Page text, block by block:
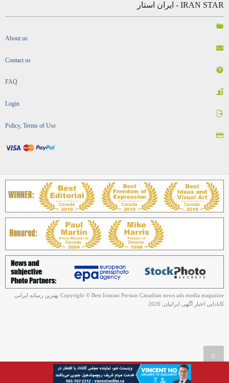
IRAN STAR - ایران استار
About us
Contact us
FAQ
Login
Policy, Terms of Use
Copyright © Best Iranian Persian Canadian news ads media magazine بهترین رسانه ایرانی
کانادایی اخبار آگهی ایرانیان, 2026